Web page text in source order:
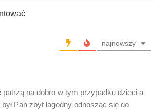
najnowszy
na dobro w tym przypadku dzieci a
Pan zbyt łagodny odnosząc się do